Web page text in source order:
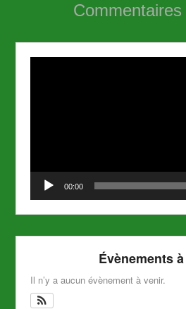
00:00
Évènements
Il n’y a aucun évènement à venir.